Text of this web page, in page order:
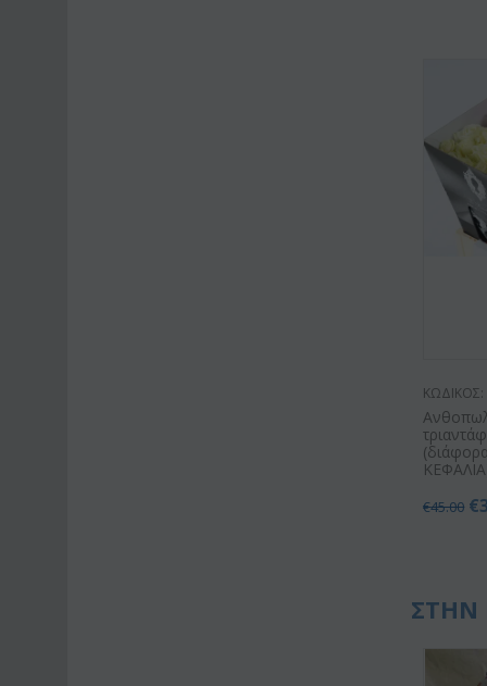
ΚΩΔΙΚΟΣ:
€45.00 €
ΣΤΗΝ